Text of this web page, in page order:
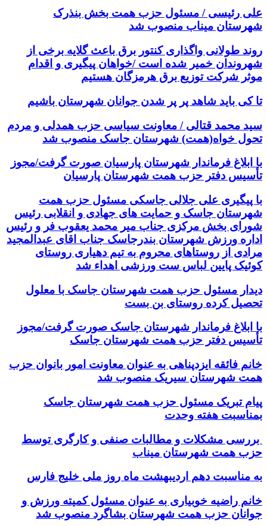
علی رئیسی / مسئول حزب همت بخش بنذرک
شهرستان میناب منصوب شد
روند طولانی واگذاری کنتور برق باعث گلایه برخی از
شهروندان خمیر شده است /خواهان پیگیری و اقدام
موثر شرکت توزیع برق هرمزگان هستیم
تا کی باید شاهد پر پر شدن جوانان شهرستان باشیم
سید محمد قتالی / معاونت سیاسی حزب همدلی و مردم
تحول خواه(همت) شهرستان جاسک منصوب شد
با ابلاغ فرماندار شهرستان پارسیان صورت گرفت/مجوز
تأسیس دفتر حزب همت شهرستان پارسیان
با پیگیری علی جلالی جاسکی مسئول حزب همت
شهرستان جاسک و حمایت های جهادی و انقلابی رئیس
شورای بخش مرکزی جناب میر محمد یعقوب فر و رئیس
اداره ورزش شهرستان بندرجاسک جناب اقای عبدالمجید
مرادی از روستاهای محروم به تیم دهیاری روستای
کوئیک پایین لباس ست ورزشی اهداء شد
دیدار مسئول حزب همت شهرستان جاسک با معلول
تحصیل کرده روستای بن بست
با ابلاغ فرماندار شهرستان جاسک صورت گرفت/مجوز
تأسیس دفتر حزب همت شهرستان جاسک
خانم فائقه ایزدپناهی به عنوان معاونت امور بانوان حزب
همت شهرستان سیریک منصوب شد
پیام تبریک مسئول حزب همت شهرستان جاسک
بمناسبت هفته وحدت
بررسی مشکلات و مطالبات صنفی و کارگری توسط
حزب همت شهرستان میناب
به مناسبت دهم اردیبهشت ماه روز ملی خلیج فارس
خانم راضیه خوبیاری به عنوان مسئول کمیته ورزش و
جوانان حزب همت شهرستان بشاگرد منصوب شد